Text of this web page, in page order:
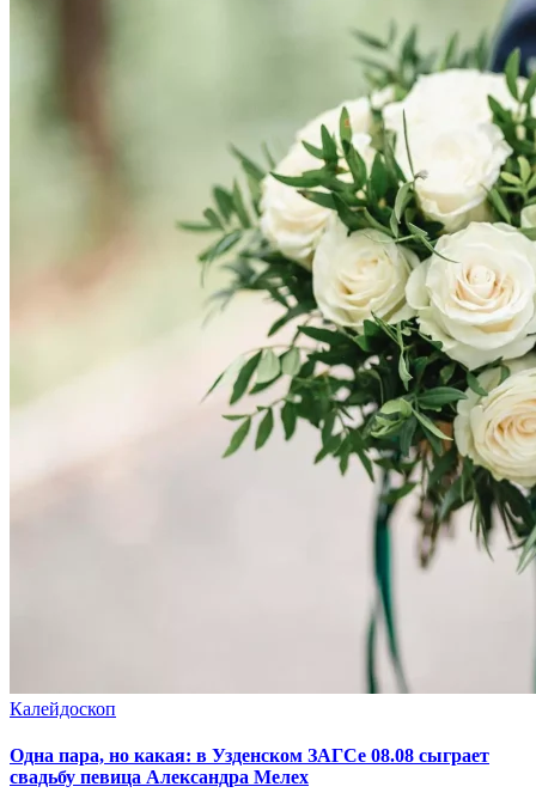
Калейдоскоп
Одна пара, но какая: в Узденском ЗАГСе 08.08 сыграет
свадьбу певица Александра Мелех